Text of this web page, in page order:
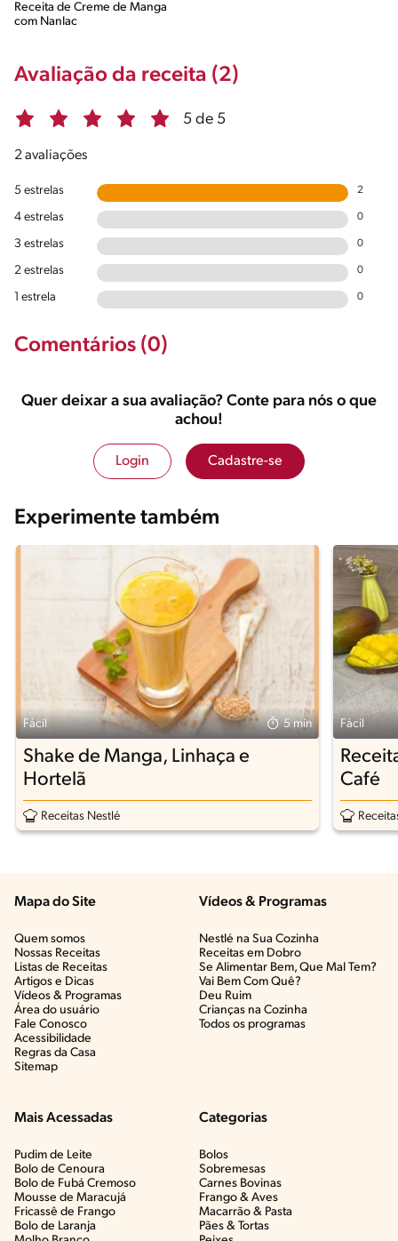
Receita de Creme de Manga
com Nanlac
Avaliação da receita (2)
5 de 5
2 avaliações
5 estrelas 2
4 estrelas 0
3 estrelas 0
2 estrelas 0
1 estrela 0
Comentários (0)
Quer deixar a sua avaliação? Conte para nós o que
achou!
Login Cadastre-se
Experimente também
Fácil 5 min
Shake de Manga, Linhaça e
Hortelã
Receitas Nestlé
Fácil
Café
Mapa do Site
Quem somos
Nossas Receitas
Listas de Receitas​
Artigos e Dicas​
Vídeos & Programas​
Área do usuário
Fale Conosco
Acessibilidade
Regras da Casa
Sitemap
Vídeos & Programas​
Nestlé na Sua Cozinha
Receitas em Dobro
Se Alimentar Bem, Que Mal Tem?​
Vai Bem Com Quê?​
Deu Ruim​
Crianças na Cozinha​
Todos os programas
Mais Acessadas
Pudim de Leite
Bolo de Cenoura
Bolo de Fubá Cremoso
Mousse de Maracujá
Fricassê de Frango
Bolo de Laranja
Categorias
Bolos
Sobremesas
Carnes Bovinas​
Frango & Aves​
Macarrão & Pasta​
Pães & Tortas​